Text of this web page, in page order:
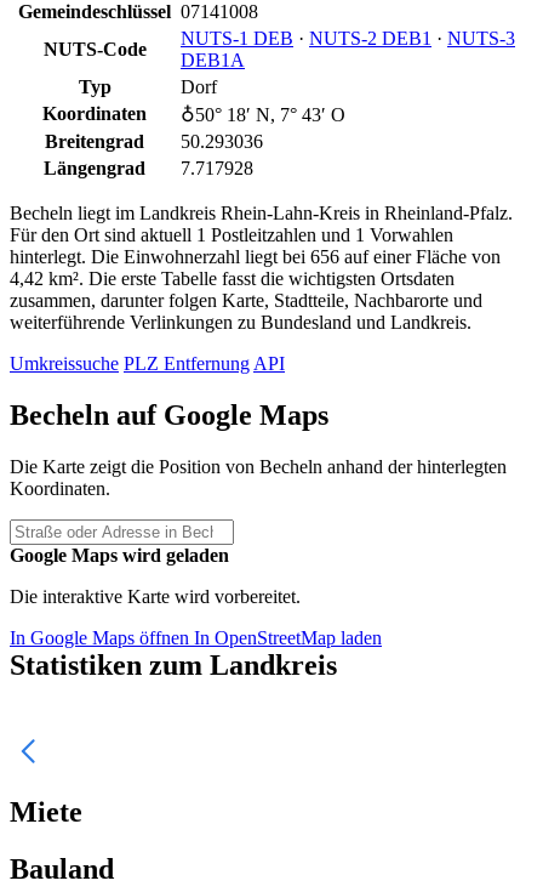
Gemeindeschlüssel 07141008
NUTS-Code
NUTS‑1 DEB · NUTS‑2 DEB1 · NUTS‑3
DEB1A
Typ
Dorf
Koordinaten
♁50° 18′ N, 7° 43′ O
Breitengrad
50.293036
Längengrad
7.717928
Becheln liegt im Landkreis Rhein-Lahn-Kreis in Rheinland-Pfalz.
Für den Ort sind aktuell 1 Postleitzahlen und 1 Vorwahlen
hinterlegt. Die Einwohnerzahl liegt bei 656 auf einer Fläche von
4,42 km². Die erste Tabelle fasst die wichtigsten Ortsdaten
zusammen, darunter folgen Karte, Stadtteile, Nachbarorte und
weiterführende Verlinkungen zu Bundesland und Landkreis.
Umkreissuche PLZ EntfernungAPI
Becheln auf Google Maps
Die Karte zeigt die Position von Becheln anhand der hinterlegten
Koordinaten.
Google Maps wird geladen
Die interaktive Karte wird vorbereitet.
In Google Maps öffnen In OpenStreetMap laden
Statistiken zum Landkreis
Miete
Bauland